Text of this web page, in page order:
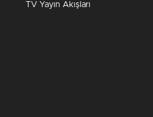
TV Yayın Akışları